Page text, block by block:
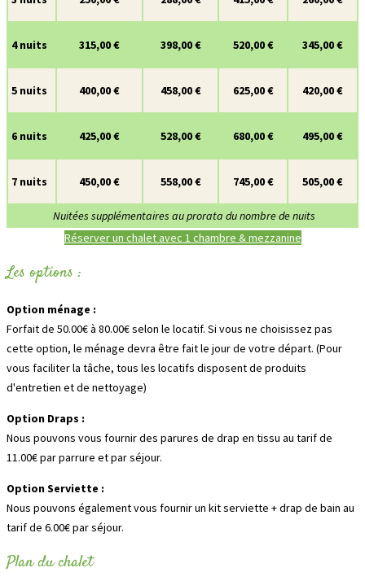
4 nuits 315,00 € 398,00 € 520,00 € 345,00 €
5 nuits 400,00 € 458,00 € 625,00 € 420,00 €
6 nuits 425,00 € 528,00 € 680,00 € 495,00 €
7 nuits 450,00 € 558,00 € 745,00 € 505,00 €
Nuitées supplémentaires au prorata du nombre de nuits
Réserver un chalet avec 1 chambre & mezzanine
Les options :
Option ménage :
Forfait de 50.00€ à 80.00€ selon le locatif. Si vous ne choisissez pas
cette option, le ménage devra être fait le jour de votre départ. (Pour
vous faciliter la tâche, tous les locatifs disposent de produits
d'entretien et de nettoyage)
Option Draps :
Nous pouvons vous fournir des parures de drap en tissu au tarif de
11.00€ par parrure et par séjour.
Option Serviette :
Nous pouvons également vous fournir un kit serviette + drap de bain au
tarif de 6.00€ par séjour.
Plan du chalet